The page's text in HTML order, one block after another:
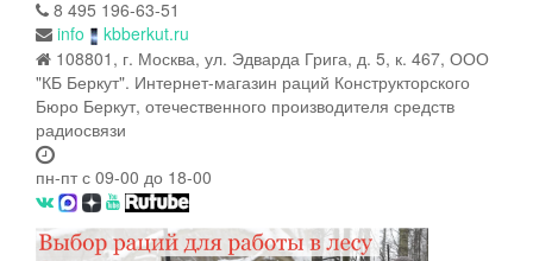
8 495 196-63-51
info
kbberkut.ru
108801, г. Москва, ул. Эдварда Грига, д. 5, к. 467, ООО
"КБ Беркут". Интернет-магазин раций Конструкторского
Бюро Беркут, отечественного производителя средств
радиосвязи
пн-пт с 09-00 до 18-00